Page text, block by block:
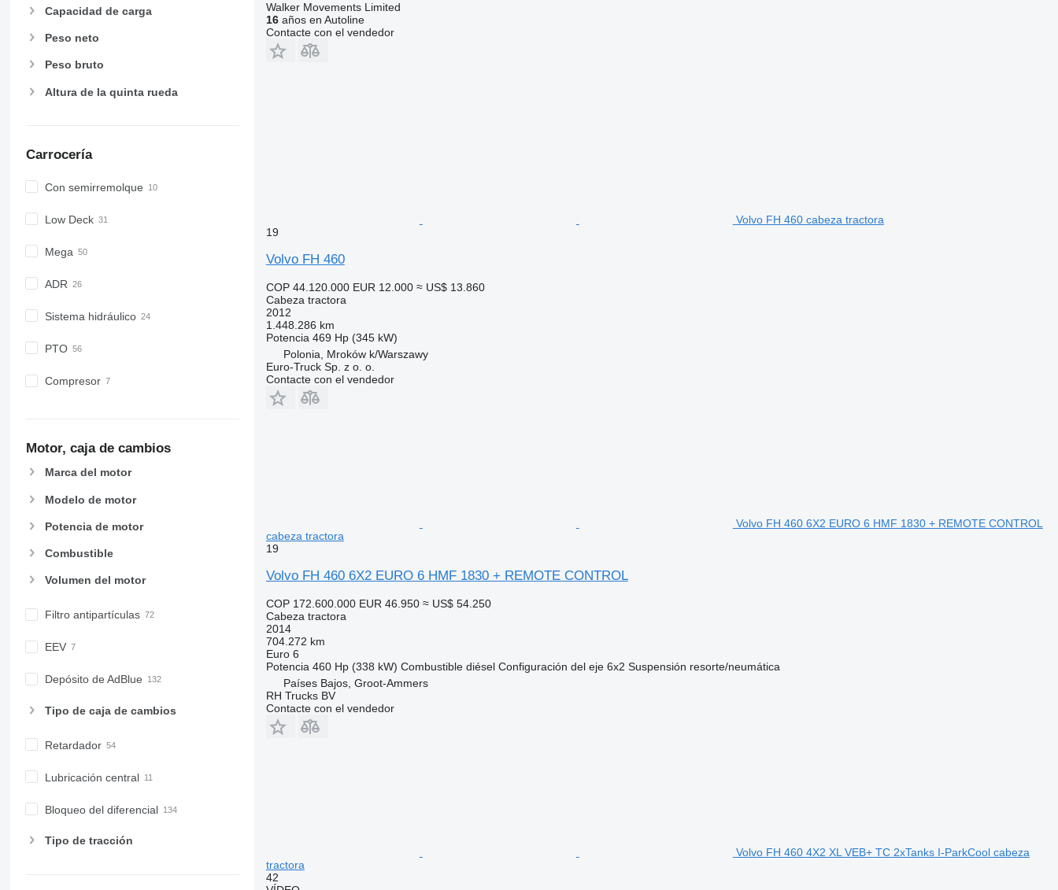
Capacidad de carga
Peso neto
Peso bruto
Altura de la quinta rueda
Carrocería
Con semirremolque
Low Deck
Mega
ADR
Sistema hidráulico
PTO
Compresor
Motor, caja de cambios
Marca del motor
Modelo de motor
Potencia de motor
Combustible
Volumen del motor
Filtro antipartículas
EEV
Depósito de AdBlue
Tipo de caja de cambios
Retardador
Lubricación central
Bloqueo del diferencial
Tipo de tracción
Walker Movements Limited
16años en Autoline
Contacte con el vendedor
Volvo FH 460 cabeza tractora
19
Volvo FH 460
COP 44.120.000 EUR 12.000 ≈ US$ 13.860
Cabeza tractora
2012
1.448.286 km
Potencia 469 Hp (345 kW)
Polonia, Mroków k/Warszawy
Euro-Truck Sp. z o. o.
Contacte con el vendedor
Volvo FH 460 6X2 EURO 6 HMF 1830 + REMOTE CONTROL
cabeza tractora
19
Volvo FH 460 6X2 EURO 6 HMF 1830 + REMOTE CONTROL
COP 172.600.000 EUR 46.950 ≈ US$ 54.250
Cabeza tractora
2014
704.272 km
Euro 6
Potencia 460 Hp (338 kW) Combustible diésel Configuración del eje 6x2 Suspensión resorte/neumática
Países Bajos, Groot-Ammers
RH Trucks BV
Contacte con el vendedor
Volvo FH 460 4X2 XL VEB+ TC 2xTanks I-ParkCool cabeza
tractora
42